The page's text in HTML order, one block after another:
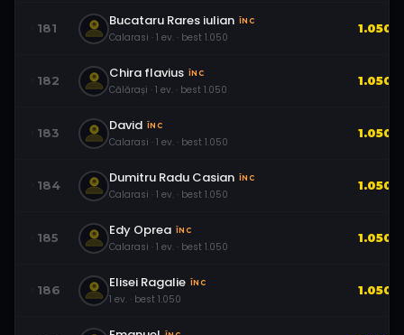
181 Bucataru Rares iulian ÎNC
Calarasi · 1 ev. · best 1.050
1.050
182 Chira flavius ÎNC
Călărași · 1 ev. · best 1.050
1.050
183 David ÎNC
Calarasi · 1 ev. · best 1.050
1.050
184 Dumitru Radu Casian ÎNC
Calarasi · 1 ev. · best 1.050
1.050
185 Edy Oprea ÎNC
Calarasi · 1 ev. · best 1.050
1.050
186 Elisei Ragalie ÎNC
1 ev. · best 1.050
1.050